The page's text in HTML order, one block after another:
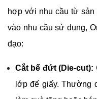
hợp với nhu cầu từ sản
vào nhu cầu sử dụng,
đạo:
Cắt bế đứt (Die-cut):
lớp đế giấy. Thường